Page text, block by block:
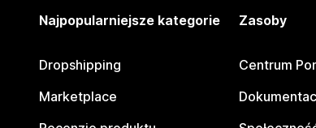
Najpopularniejsze kategorie
Dropshipping
Marketplace
Zasoby
Centrum